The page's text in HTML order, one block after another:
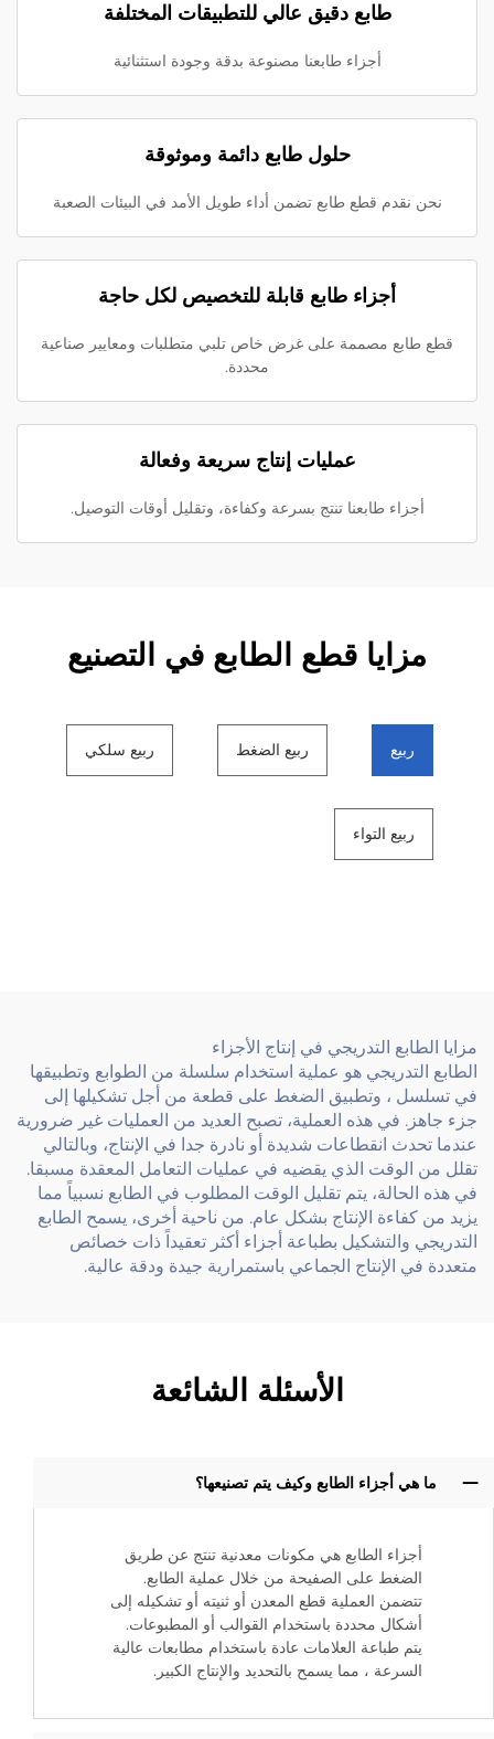
طابع دقيق عالي للتطبيقات المختلفة
أجزاء طابعنا مصنوعة بدقة وجودة استثنائية
حلول طابع دائمة وموثوقة
نحن نقدم قطع طابع تضمن أداء طويل الأمد في البيئات الصعبة
أجزاء طابع قابلة للتخصيص لكل حاجة
قطع طابع مصممة على غرض خاص تلبي متطلبات ومعايير صناعية
محددة.
عمليات إنتاج سريعة وفعالة
أجزاء طابعنا تنتج بسرعة وكفاءة، وتقليل أوقات التوصيل.
مزايا قطع الطابع في التصنيع
ربيع ربيع الضغط ربيع سلكي
ربيع التواء
مزايا الطابع التدريجي في إنتاج الأجزاء
الطابع التدريجي هو عملية استخدام سلسلة من الطوابع وتطبيقها
في تسلسل ، وتطبيق الضغط على قطعة من أجل تشكيلها إلى
جزء جاهز. في هذه العملية، تصبح العديد من العمليات غير ضرورية
عندما تحدث انقطاعات شديدة أو نادرة جدا في الإنتاج، وبالتالي
تقلل من الوقت الذي يقضيه في عمليات التعامل المعقدة مسبقا.
في هذه الحالة، يتم تقليل الوقت المطلوب في الطابع نسبياً مما
يزيد من كفاءة الإنتاج بشكل عام. من ناحية أخرى، يسمح الطابع
التدريجي والتشكيل بطباعة أجزاء أكثر تعقيداً ذات خصائص
متعددة في الإنتاج الجماعي باستمرارية جيدة ودقة عالية.
الأسئلة الشائعة
ما هي أجزاء الطابع وكيف يتم تصنيعها؟
أجزاء الطابع هي مكونات معدنية تنتج عن طريق
الضغط على الصفيحة من خلال عملية الطابع.
تتضمن العملية قطع المعدن أو ثنيته أو تشكيله إلى
أشكال محددة باستخدام القوالب أو المطبوعات.
يتم طباعة العلامات عادة باستخدام مطابعات عالية
السرعة ، مما يسمح بالتحديد والإنتاج الكبير.